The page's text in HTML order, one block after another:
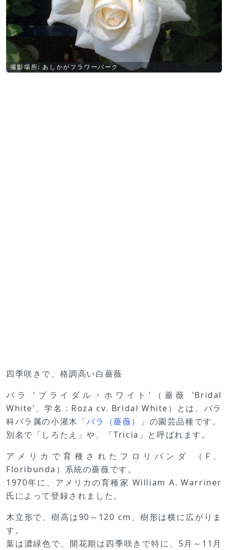
四季咲きで、格調高い白薔薇
バラ 'ブライダル・ホワイト'（薔薇 'Bridal
White'、学名：Roza cv. Bridal White）とは、バラ
科バラ属の小灌木「バラ（薔薇）
」の園芸品種です。
別名で「しろたえ」や、「Tricia」と呼ばれます。
アメリカで育種されたフロリバンダ （F、
Floribunda）系統の薔薇です。
1970年に、アメリカの育種家 William A. Warriner
氏によって登録されました。
木立形で、樹高は90～120 cm、樹形は横に広がりま
す。
葉は濃緑色で、開花期は四季咲きで特に、5月～11月
撮影場所: あしかがフラワーパーク